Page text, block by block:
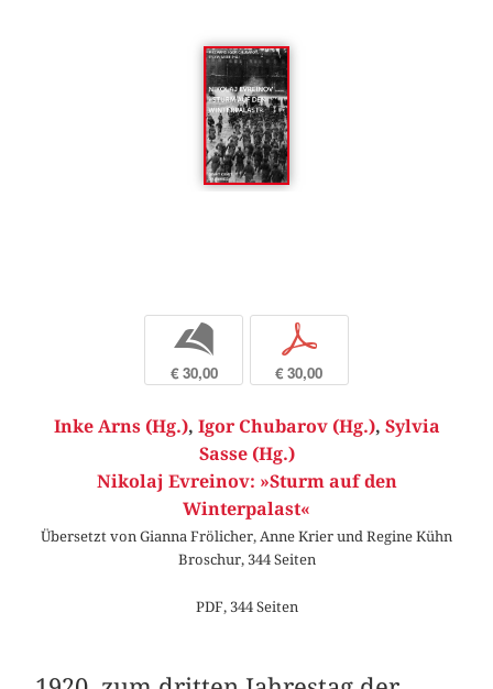
b
€ 30,00
p
€ 30,00
Inke Arns (Hg.), Igor Chubarov (Hg.), Sylvia
Sasse (Hg.)
Nikolaj Evreinov: »Sturm auf den
Winterpalast«
Übersetzt von Gianna Frölicher, Anne Krier und Regine Kühn
Broschur, 344 Seiten
PDF, 344 Seiten